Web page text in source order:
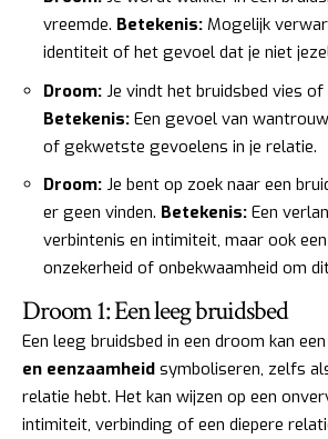
vreemde. Betekenis: Mogelijk
identiteit of het gevoel dat je niet
Droom: Je vindt het bruidsbed vies of
Betekenis: Een gevoel van
of gekwetste gevoelens in je relatie.
Droom: Je bent op zoek naar een
er geen vinden. Betekenis: Een
verbintenis en intimiteit, maar ook
onzekerheid of onbekwaamheid om
Droom 1: Een leeg bruidsbed
Een leeg bruidsbed in een droom kan
en eenzaamheid symboliseren, zelfs
relatie hebt. Het kan wijzen op een
intimiteit, verbinding of een diepere